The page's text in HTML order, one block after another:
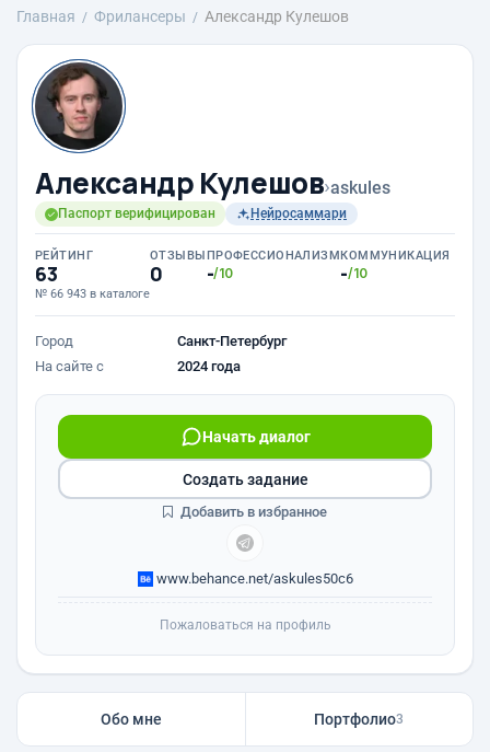
Главная Фрилансеры Александр Кулешов
Александр Кулешов›askules
Паспорт верифицирован Нейросаммари
РЕЙТИНГ
63
№ 66 943 в каталоге
ОТЗЫВЫ
0
ПРОФЕССИОНАЛИЗМ
-/10
КОММУНИКАЦИЯ
-/10
Город
Санкт-Петербург
На сайте с
2024 года
Начать диалог
www.behance.net/askules50c6
Создать задание
Добавить в избранное
Пожаловаться на профиль
Обо мне Портфолио3